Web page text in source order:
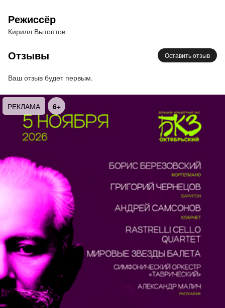
изображены различные грани любви – от роковой
и трагической до страстной и всепрощающей. Эти
глубокие и искренние истории затрагивают самое
сердце, вызывая смешанные чувства радости,
Язык исполнения: русский 2 часа 20 минут (с
одним антрактом).
Возрастная категория: 12 +
Режиссёр
Кирилл Вытоптов
Отзывы Оставить отзыв
Ваш отзыв будет первым.
РЕКЛАМА 6+